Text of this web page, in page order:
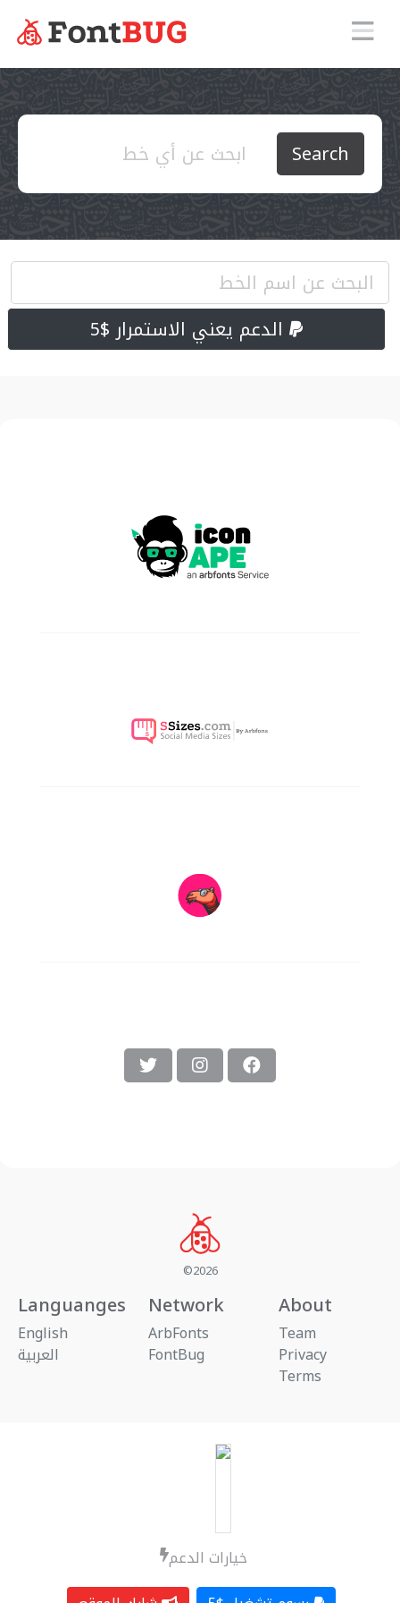
Search
الدعم يعني الاستمرار $5
خيارات الدعم
©2026
Languanges
English
العربية
Network
ArbFonts
FontBug
About
Team
Privacy
Terms